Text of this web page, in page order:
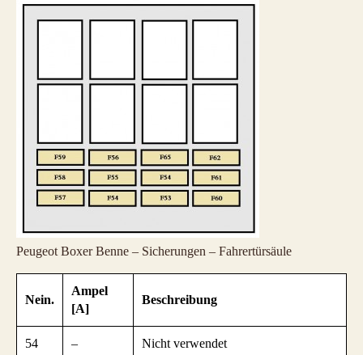
Peugeot Boxer Benne – Sicherungen – Fahrertürsäule
Nein.
Ampel
[A]
Beschreibung
54 – Nicht verwendet